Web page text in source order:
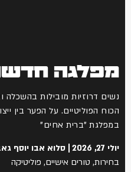
מפלגה
נשים דרוזיות מובילות בהשכלה
הכוח הפוליטיים. על הפער בין
במפלגת "ברית אחים"
יולי 27, 2026
סלוא אבו יוסף
בחירות, טורים אישיים, פוליטיקה